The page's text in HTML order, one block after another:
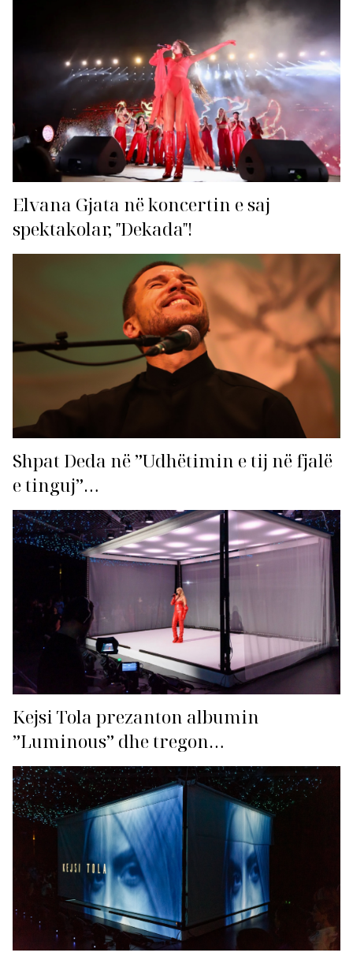
Elvana Gjata në koncertin e saj
spektakolar, "Dekada"!
Shpat Deda në ”Udhëtimin e tij në fjalë
e tinguj”…
Kejsi Tola prezanton albumin
”Luminous” dhe tregon
bashkëpunimin me producentët
ndërkombëtarë!